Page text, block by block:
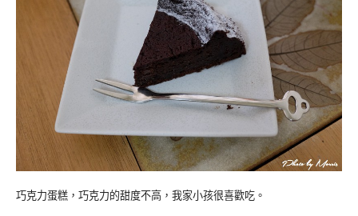
巧克力蛋糕，巧克力的甜度不高，我家小孩很喜歡吃。